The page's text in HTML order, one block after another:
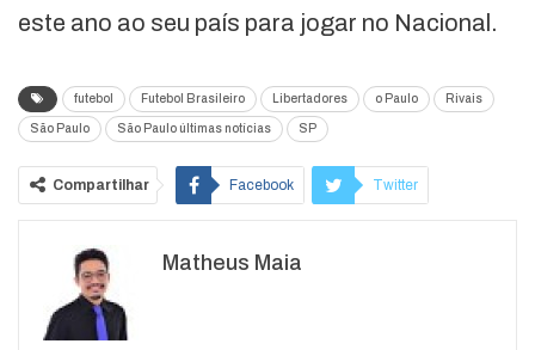
este ano ao seu país para jogar no Nacional.
futebol Futebol Brasileiro Libertadores o Paulo Rivais
São Paulo São Paulo últimas notícias SP
Compartilhar Facebook Twitter
WhatsApp
Matheus Maia